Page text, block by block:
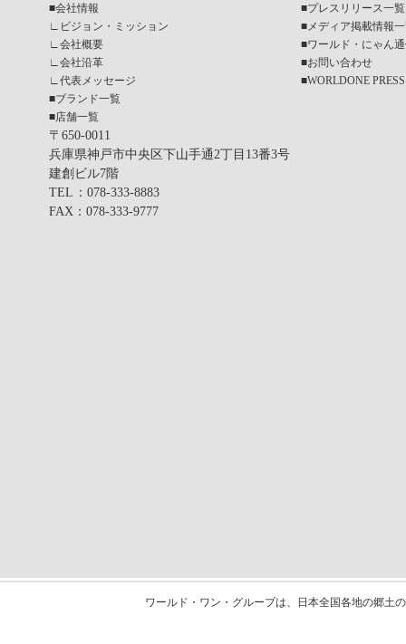
■会社情報
∟
ビジョン・ミッション
∟ 会社概要
∟ 会社沿革
∟ 代表メッセージ
■ブランド一覧
■店舗一覧
■プレスリリース一覧
■ メディア掲載情報
■ワールド・にゃん
■お問い合わせ
■WORLDONE PRESS
〒650-0011
兵庫県神戸市中央区下山手通2丁目13番3号
建創ビル7階
TEL ：078-333-8883
FAX ：078-333-9777
ワールド・ワン・グループは、日本全国各地の郷土